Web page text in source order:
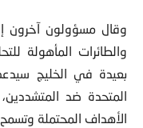
والطائرات المأهولة
بعيدة في الخليج
المتحدة ضد
الأهداف المحتملة